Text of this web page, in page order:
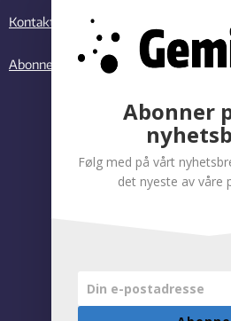
Kontakt oss
Abonner på vårt nyhetsbrev
Abonner
Følg med på vårt
det nyeste av våre